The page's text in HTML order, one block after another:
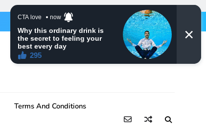
Terms And Conditions